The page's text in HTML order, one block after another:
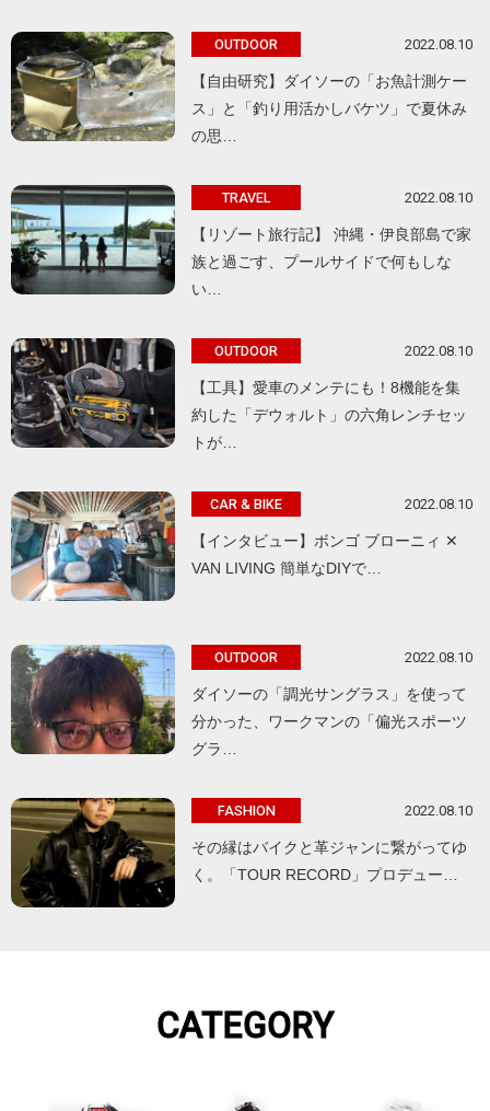
OUTDOOR 2022.08.10
【自由研究】ダイソーの「お魚計測ケー
ス」と「釣り用活かしバケツ」で夏休み
の思…
TRAVEL 2022.08.10
【リゾート旅行記】 沖縄・伊良部島で家
族と過ごす、プールサイドで何もしな
い…
OUTDOOR 2022.08.10
【工具】愛車のメンテにも！8機能を集
約した「デウォルト」の六角レンチセッ
トが…
CAR & BIKE 2022.08.10
【インタビュー】ボンゴ ブローニィ ✕
VAN LIVING 簡単なDIYで…
OUTDOOR 2022.08.10
ダイソーの「調光サングラス」を使って
分かった、ワークマンの「偏光スポーツ
グラ…
FASHION 2022.08.10
その縁はバイクと革ジャンに繋がってゆ
く。「TOUR RECORD」プロデュー…
CATEGORY